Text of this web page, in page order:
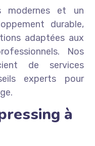
modernes et un
durable,
adaptées aux
Nos
de services
experts pour
à